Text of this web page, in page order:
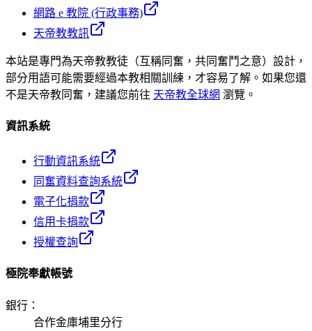
網路 e 教院 (行政事務)
天帝教教訊
本站是專門為天帝教教徒（互稱同奮，共同奮鬥之意）設計，
部分用語可能需要經過本教相關訓練，才容易了解。如果您還
不是天帝教同奮，建議您前往 天帝教全球網 瀏覽。
資訊系統
行動資訊系統
同奮資料查詢系統
電子化捐款
信用卡捐款
授權查詢
極院奉獻帳號
銀行 ：
合作金庫埔里分行